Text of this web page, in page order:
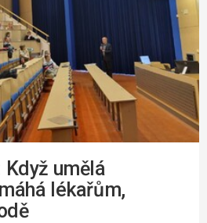
Když umělá
lékařům,